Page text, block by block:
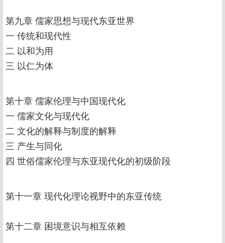
第九章 儒家思想与现代东亚世界
一 传统和现代性
二 以和为用
三 以仁为体
第十章 儒家伦理与中国现代化
一 儒家文化与现代化
二 文化的解释与制度的解释
三 产生与同化
四 世俗儒家伦理与东亚现代化的初级阶段
第十一章 现代化理论视野中的东亚传统
第十二章 困境意识与相互依赖